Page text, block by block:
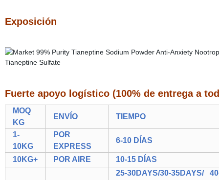
Exposición
Fuerte apoyo logístico (100% de entrega a
MOQ
KG
ENVÍO TIEMPO
1-
10KG
POR
EXPRESS
6-10 DÍAS
10KG+ POR AIRE 10-15 DÍAS
25-30DAYS/30-35DAYS/